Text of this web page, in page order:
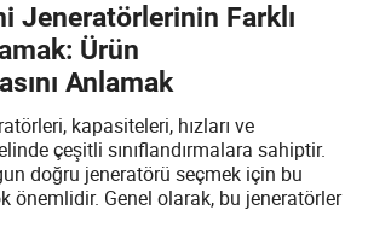
Jeneratörlerinin Farklı
Ürün
Anlamak
kapasiteleri, hızları ve
çeşitli sınıflandırmalara sahiptir.
doğru jeneratörü seçmek için bu
önemlidir. Genel olarak, bu jeneratörler